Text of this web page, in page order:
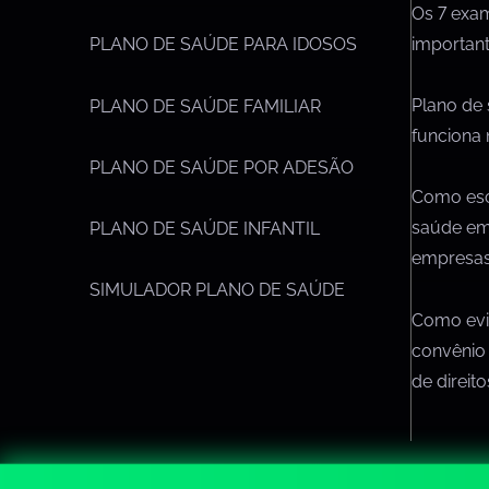
PLANO DE SAÚDE PARA IDOSOS
PLANO DE SAÚDE FAMILIAR
PLANO DE SAÚDE POR ADESÃO
PLANO DE SAÚDE INFANTIL
SIMULADOR PLANO DE SAÚDE
Os 7
Plano de
funciona
Como
saúde
Como
de